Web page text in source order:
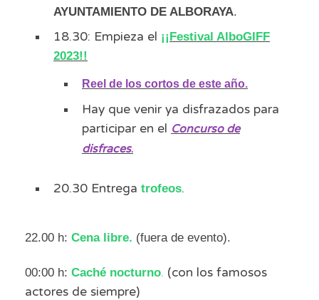
AYUNTAMIENTO DE ALBORAYA.
18.30: Empieza el ¡¡Festival AlboGIFF
2023!!
Reel de los cortos de este año.
Hay que venir ya disfrazados para
participar en el Concurso de
disfraces.
20.30 Entrega trofeos.
22.00 h: Cena libre. (fuera de evento).
00:00 h: Caché nocturno. (con los famosos
actores de siempre)